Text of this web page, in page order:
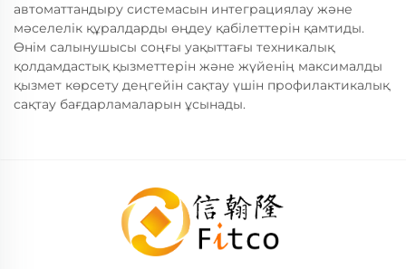
автоматтандыру системасын интеграциялау және
мәселелік құралдарды өңдеу қабілеттерін қамтиды.
Өнім салынушысы соңғы уақыттағы техникалық
қолдамдастық қызметтерін және жүйенің максималды
қызмет көрсету деңгейін сақтау үшін профилактикалық
сақтау бағдарламаларын ұсынады.